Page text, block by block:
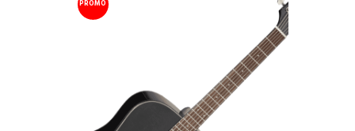
PROMO